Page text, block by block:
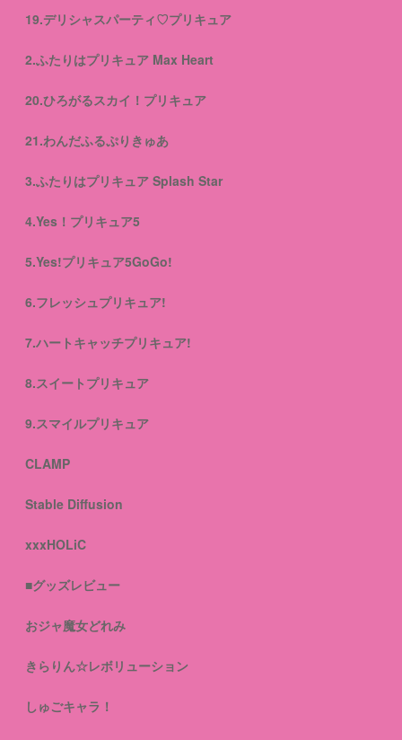
19.デリシャスパーティ♡プリキュア
2.ふたりはプリキュア Max Heart
20.ひろがるスカイ！プリキュア
21.わんだふるぷりきゅあ
3.ふたりはプリキュア Splash Star
4.Yes！プリキュア5
5.Yes!プリキュア5GoGo!
6.フレッシュプリキュア!
7.ハートキャッチプリキュア!
8.スイートプリキュア
9.スマイルプリキュア
CLAMP
Stable Diffusion
xxxHOLiC
■グッズレビュー
おジャ魔女どれみ
きらりん☆レボリューション
しゅごキャラ！